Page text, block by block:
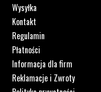
Wysyłka
Kontakt
Regulamin
Płatności
Informacja dla firm
Reklamacje i Zwroty